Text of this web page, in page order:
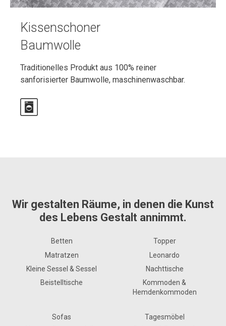
Kissenschoner
Baumwolle
Traditionelles Produkt aus 100% reiner
sanforisierter Baumwolle, maschinenwaschbar.
Wir gestalten Räume, in denen die Kunst
des Lebens Gestalt annimmt.
Betten
Matratzen
Kleine Sessel & Sessel
Beistelltische
Topper
Leonardo
Nachttische
Kommoden &
Hemdenkommoden
Sofas
Tagesmöbel